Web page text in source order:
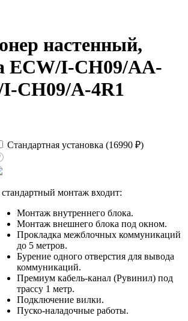
настенный,
ECW/I-СH09/AA-
CH09/A-4R1
Стандартная установка (16990 ₽)
монтаж входит:
Монтаж внутреннего блока.
Монтаж внешнего блока под окном.
Прокладка межблочных коммуникаций
до 5 метров.
Бурение одного отверстия для вывода
коммуникаций.
Премиум кабель-канал (Рувинил) под
трассу 1 метр.
Подключение вилки.
Пуско-наладочные работы.